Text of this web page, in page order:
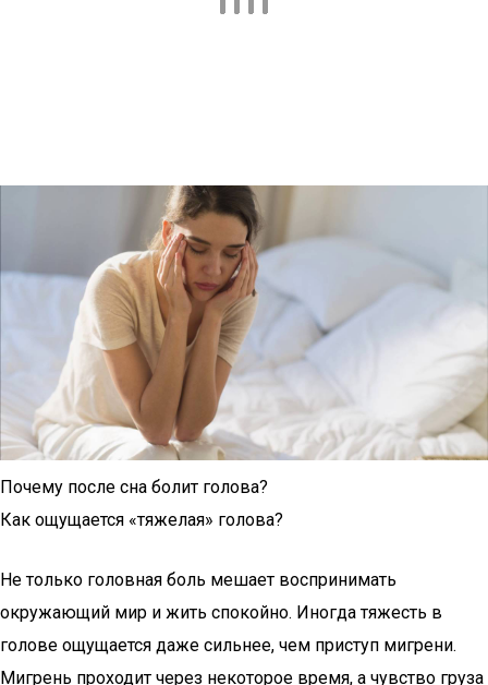
Почему после сна болит голова?
Как ощущается «тяжелая» голова?
Не только головная боль мешает воспринимать
окружающий мир и жить спокойно. Иногда тяжесть в
голове ощущается даже сильнее, чем приступ мигрени.
Мигрень проходит через некоторое время, а чувство груза